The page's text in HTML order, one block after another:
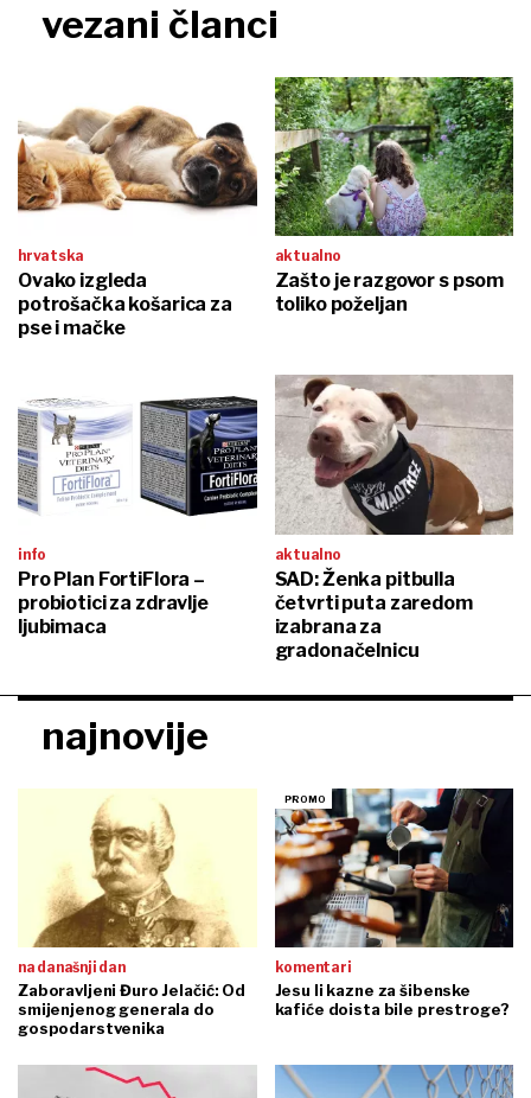
vezani članci
hrvatska
Ovako izgleda
potrošačka košarica za
pse i mačke
aktualno
Zašto je razgovor s psom
toliko poželjan
info
Pro Plan FortiFlora –
probiotici za zdravlje
ljubimaca
aktualno
SAD: Ženka pitbulla
četvrti puta zaredom
izabrana za
gradonačelnicu
najnovije
na današnji dan
Zaboravljeni Đuro Jelačić: Od
smijenjenog generala do
gospodarstvenika
komentari
Jesu li kazne za šibenske
kafiće doista bile prestroge?